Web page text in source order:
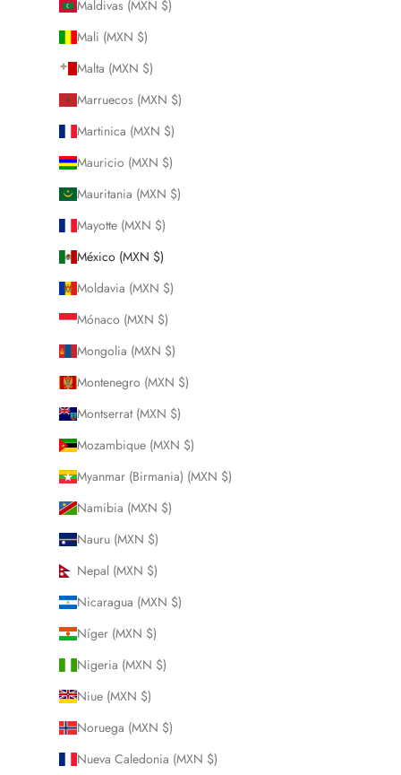
Maldivas (MXN $)
Mali (MXN $)
Malta (MXN $)
Marruecos (MXN $)
Martinica (MXN $)
Mauricio (MXN $)
Mauritania (MXN $)
Mayotte (MXN $)
México (MXN $)
Moldavia (MXN $)
Mónaco (MXN $)
Mongolia (MXN $)
Montenegro (MXN $)
Montserrat (MXN $)
Mozambique (MXN $)
Myanmar (Birmania) (MXN $)
Namibia (MXN $)
Nauru (MXN $)
Nepal (MXN $)
Nicaragua (MXN $)
Níger (MXN $)
Nigeria (MXN $)
Niue (MXN $)
Noruega (MXN $)
Nueva Caledonia (MXN $)